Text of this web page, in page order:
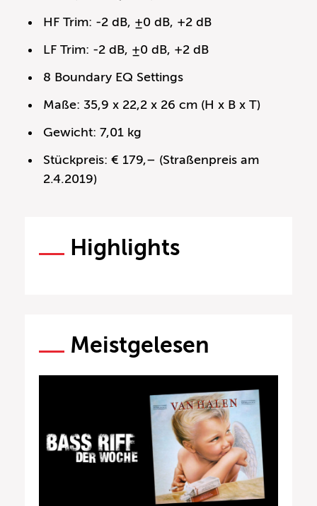
HF Trim: -2 dB, ±0 dB, +2 dB
LF Trim: -2 dB, ±0 dB, +2 dB
8 Boundary EQ Settings
Maße: 35,9 x 22,2 x 26 cm (H x B x T)
Gewicht: 7,01 kg
Stückpreis: € 179,– (Straßenpreis am
2.4.2019)
Highlights
Meistgelesen